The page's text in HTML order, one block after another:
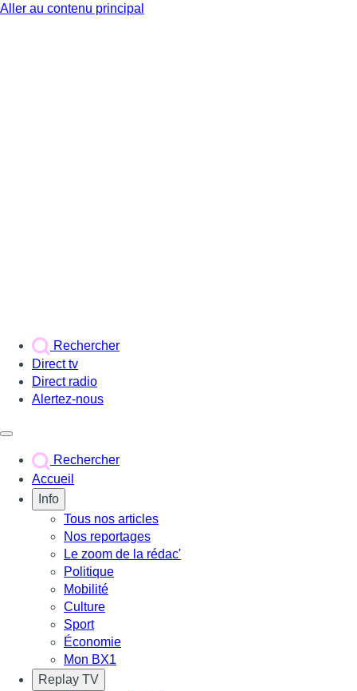
Aller au contenu principal
Rechercher
Direct tv
Direct radio
Alertez-nous
Rechercher
Accueil
Info
Tous nos articles
Nos reportages
Le zoom de la rédac'
Politique
Mobilité
Culture
Sport
Économie
Mon BX1
Replay TV